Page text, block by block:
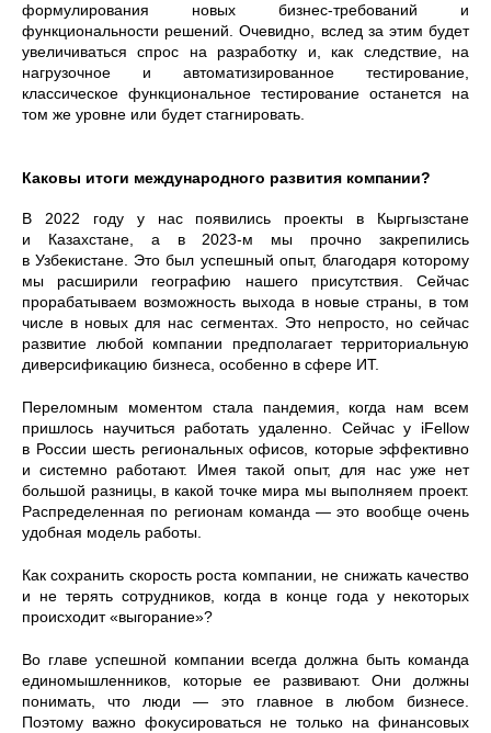
формулирования новых бизнес-требований и
функциональности решений. Очевидно, вслед за этим будет
увеличиваться спрос на разработку и, как следствие, на
нагрузочное и автоматизированное тестирование,
классическое функциональное тестирование останется на
том же уровне или будет стагнировать.
Каковы итоги международного развития компании?
В 2022 году у нас появились проекты в Кыргызстане
и Казахстане, а в 2023-м мы прочно закрепились
в Узбекистане. Это был успешный опыт, благодаря которому
мы расширили географию нашего присутствия. Сейчас
прорабатываем возможность выхода в новые страны, в том
числе в новых для нас сегментах. Это непросто, но сейчас
развитие любой компании предполагает территориальную
диверсификацию бизнеса, особенно в сфере ИТ.
Переломным моментом стала пандемия, когда нам всем
пришлось научиться работать удаленно. Сейчас у iFellow
в России шесть региональных офисов, которые эффективно
и системно работают. Имея такой опыт, для нас уже нет
большой разницы, в какой точке мира мы выполняем проект.
Распределенная по регионам команда — это вообще очень
удобная модель работы.
Как сохранить скорость роста компании, не снижать качество
и не терять сотрудников, когда в конце года у некоторых
происходит «выгорание»?
Во главе успешной компании всегда должна быть команда
единомышленников, которые ее развивают. Они должны
понимать, что люди — это главное в любом бизнесе.
Поэтому важно фокусироваться не только на финансовых